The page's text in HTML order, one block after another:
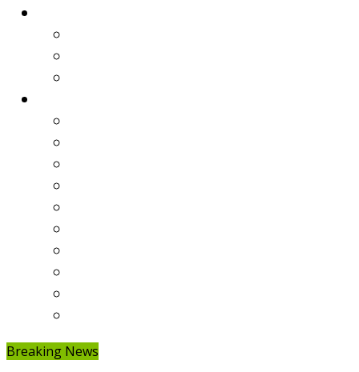
Breaking News